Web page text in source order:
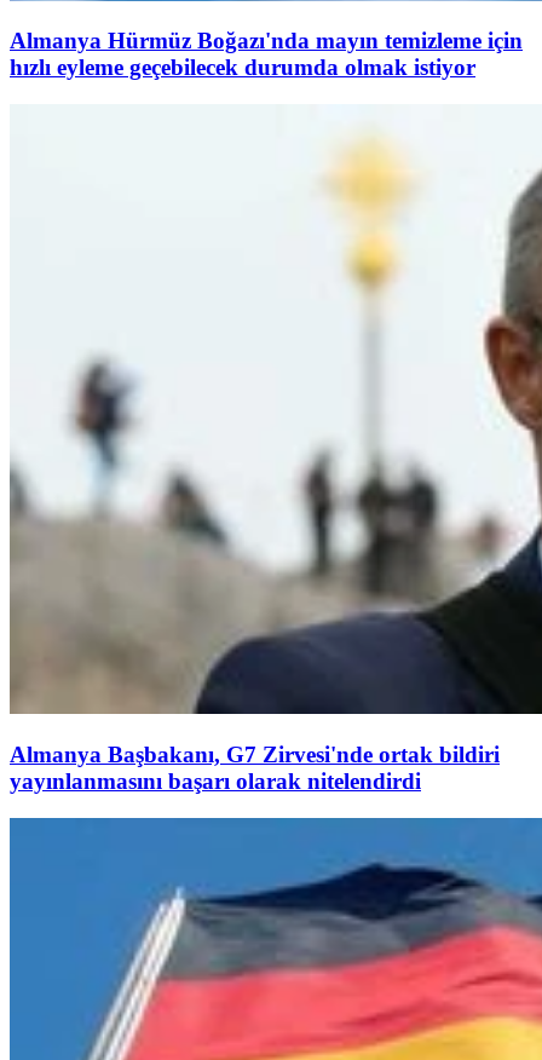
Almanya Hürmüz Boğazı'nda mayın temizleme için
hızlı eyleme geçebilecek durumda olmak istiyor
Almanya Başbakanı, G7 Zirvesi'nde ortak bildiri
yayınlanmasını başarı olarak nitelendirdi